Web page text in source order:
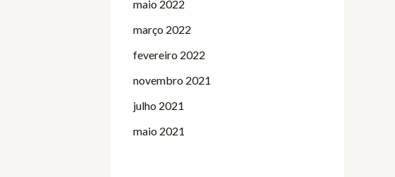
maio 2022
março 2022
fevereiro 2022
novembro 2021
julho 2021
maio 2021